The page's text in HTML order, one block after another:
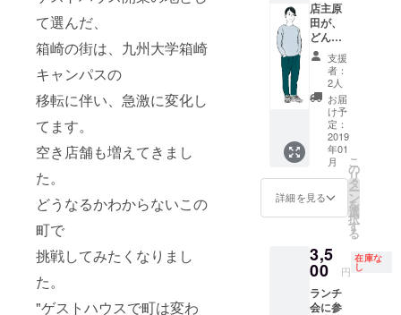
て選んだ、
箱崎の街は、九州大学箱崎
キャンパスの
移転に伴い、急激に変化し
てます。
空き店舗も増えてきまし
た。
どうなるかわからないこの
町で
挑戦してみたくなりまし
た。
"ゲストハウスで町は変わ
様の予
約が
入って
いない
日にな
ります
ので、
事前に
相談さ
せてい
ただき
ます。
店主原
田が、
どんな
場所で
も イベ
ントの
企画担
当した
り、あ
なたの
わがま
ま聞き
ます。
福岡県
近郊限
定 (九州
山口く
らいま
で) ※
マー
ケッ
支援
者：
2人
お届
け予
定：
2019
年01
月
詳細を見る
こ
の
リ
タ
ー
ン
を
選
択
す
る
3,5
00 円
在庫な
し
ランチ
会に参